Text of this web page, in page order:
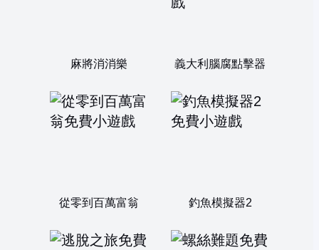
麻將消消樂 義大利腦腐點擊器
從零到百萬富翁 釣魚模擬器2